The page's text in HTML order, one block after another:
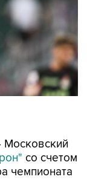
Московский
со счетом
чемпионата